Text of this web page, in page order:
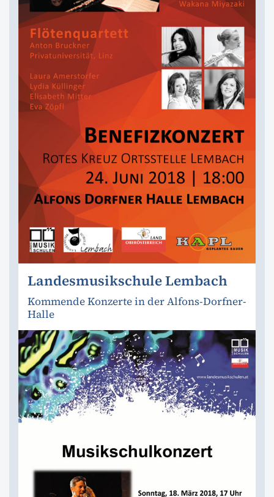
Landesmusikschule Lembach
Kommende Konzerte in der Alfons-Dorfner-
Halle